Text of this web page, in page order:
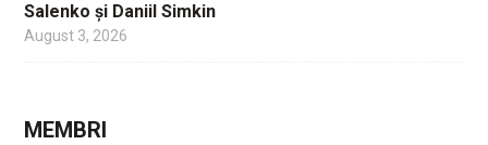
Salenko și Daniil Simkin
August 3, 2026
MEMBRI